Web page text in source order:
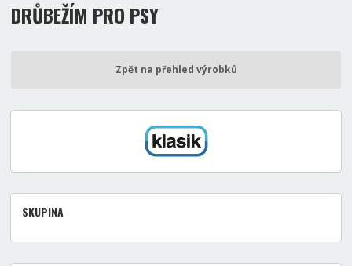
DRŮBEŽÍM PRO PSY
Zpět na přehled výrobků
SKUPINA